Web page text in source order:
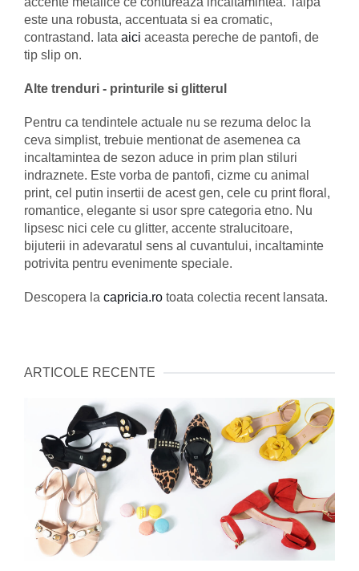
este una robusta, accentuata si ea cromatic,
contrastand. Iata aici aceasta pereche de pantofi, de
tip slip on.
Alte trenduri - printurile si glitterul
Pentru ca tendintele actuale nu se rezuma deloc la
ceva simplist, trebuie mentionat de asemenea ca
incaltamintea de sezon aduce in prim plan stiluri
indraznete. Este vorba de pantofi, cizme cu animal
print, cel putin insertii de acest gen, cele cu print floral,
romantice, elegante si usor spre categoria etno. Nu
lipsesc nici cele cu glitter, accente stralucitoare,
bijuterii in adevaratul sens al cuvantului, incaltaminte
potrivita pentru evenimente speciale.
Descopera la capricia.ro toata colectia recent lansata.
ARTICOLE RECENTE